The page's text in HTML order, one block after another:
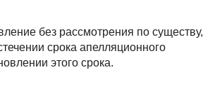
без рассмотрения по существу,
срока апелляционного
этого срока.